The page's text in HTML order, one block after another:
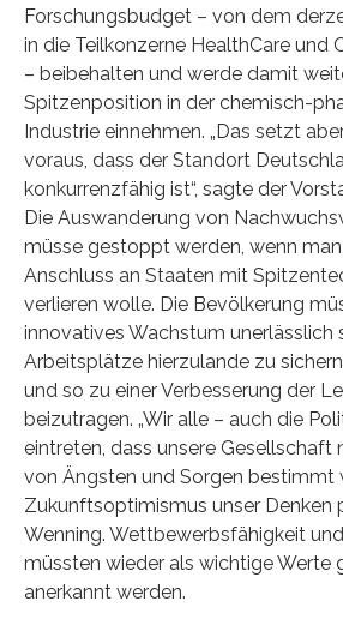
Forschungsbudget – von dem
in die Teilkonzerne HealthCare und
– beibehalten und werde damit
Spitzenposition in der chemisch-
Industrie einnehmen. „Das setzt
voraus, dass der Standort
konkurrenzfähig ist“, sagte der
Die Auswanderung von
müsse gestoppt werden, wenn
Anschluss an Staaten mit
verlieren wolle. Die Bevölkerung
innovatives Wachstum unerlässlich
Arbeitsplätze hierzulande zu
und so zu einer Verbesserung der
beizutragen. „Wir alle – auch die
eintreten, dass unsere Gesellschaft
von Ängsten und Sorgen bestimmt
Zukunftsoptimismus unser Denken
Wenning. Wettbewerbsfähigkeit
müssten wieder als wichtige Werte
anerkannt werden.